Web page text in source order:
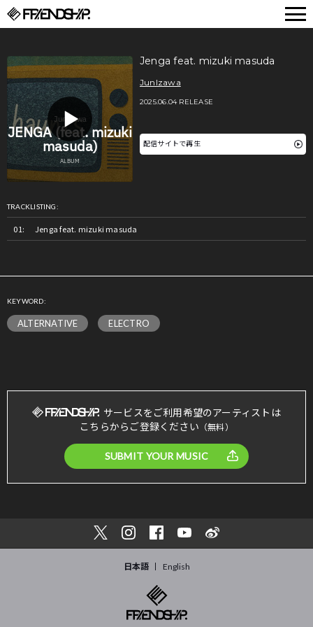
Jenga feat. mizuki masuda
JunIzawa
2025.06.04 RELEASE
配信サイトで再生
TRACKLISTING:
Jenga feat. mizuki masuda
KEYWORD:
ALTERNATIVE ELECTRO
サービスをご利用希望のアーティストは
こちらからご登録ください （無料）
SUBMIT YOUR MUSIC
日本語 English